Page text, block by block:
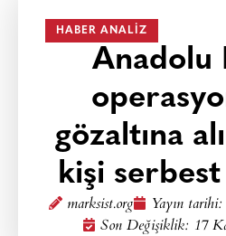
HABER ANALIZ
Anadolu
gözaltına
kişi serbest
marksist.org Yayın tarihi:
Son Değişiklik: 17